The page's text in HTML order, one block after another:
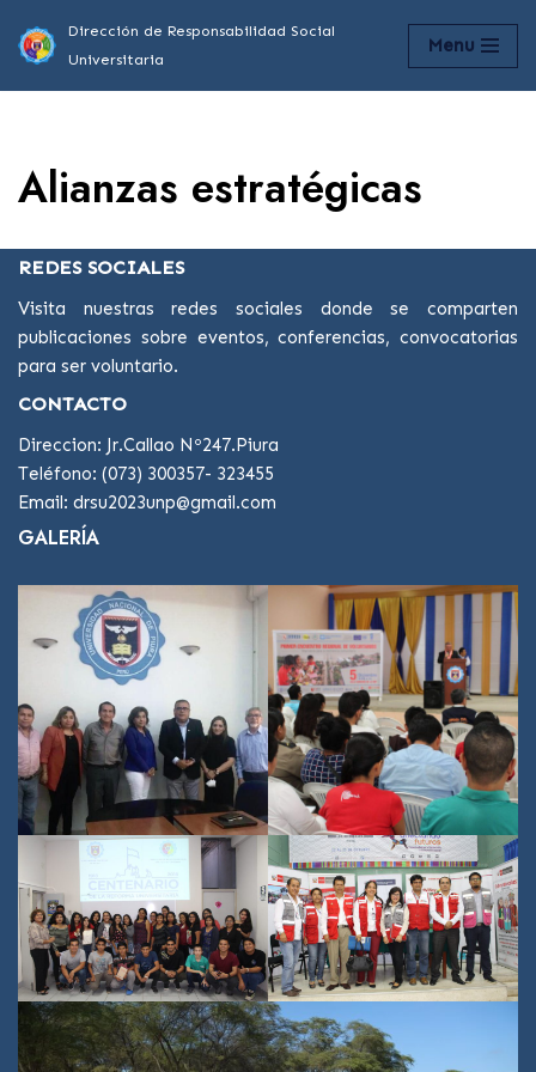
Saltar
al
Dirección de Responsabilidad Social
Universitaria
Menu
Alianzas estratégicas
REDES SOCIALES
Visita nuestras redes sociales donde se comparten
publicaciones sobre eventos, conferencias, convocatorias
para ser voluntario.
CONTACTO
Direccion: Jr.Callao Nº247.Piura
Teléfono: (073) 300357- 323455
Email: drsu2023unp@gmail.com
GALERÍA